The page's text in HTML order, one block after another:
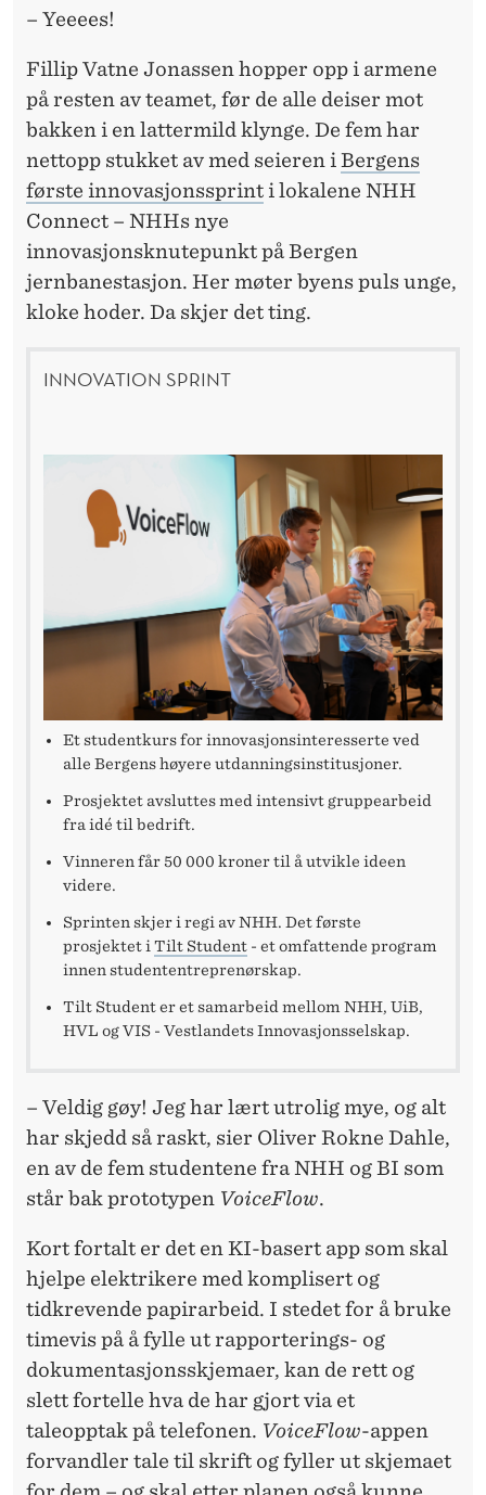
– Yeeees!
Fillip Vatne Jonassen hopper opp i armene
på resten av teamet, før de alle deiser mot
bakken i en lattermild klynge. De fem har
nettopp stukket av med seieren iBergens
første innovasjonssprint i lokalene NHH
Connect – NHHs nye
innovasjonsknutepunkt på Bergen
jernbanestasjon. Her møter byens puls unge,
kloke hoder. Da skjer det ting.
INNOVATION SPRINT
Et studentkurs for innovasjonsinteresserte ved
alle Bergens høyere utdanningsinstitusjoner.
Prosjektet avsluttes med intensivt gruppearbeid
fra idé til bedrift.
Vinneren får 50 000 kroner til å utvikle ideen
videre.
Sprinten skjer i regi av NHH. Det første
prosjektet i Tilt Student - et omfattende program
innen studententreprenørskap.
Tilt Student er et samarbeid mellom NHH, UiB,
HVL og VIS - Vestlandets Innovasjonsselskap.
– Veldig gøy! Jeg har lært utrolig mye, og alt
har skjedd så raskt, sier Oliver Rokne Dahle,
en av de fem studentene fra NHH og BI som
står bak prototypen VoiceFlow.
Kort fortalt er det en KI-basert app som skal
hjelpe elektrikere med komplisert og
tidkrevende papirarbeid. I stedet for å bruke
timevis på å fylle ut rapporterings- og
dokumentasjonsskjemaer, kan de rett og
slett fortelle hva de har gjort via et
taleopptak på telefonen. VoiceFlow-appen
forvandler tale til skrift og fyller ut skjemaet